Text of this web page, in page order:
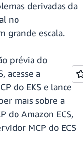
derivadas da
no
grande escala.
prévia do
acesse a
do EKS e lance
mais sobre a
do Amazon ECS,
MCP do ECS